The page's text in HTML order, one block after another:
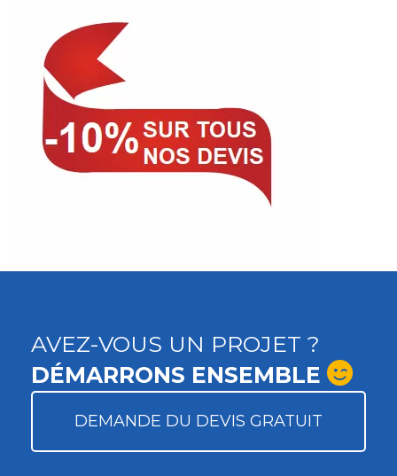
AVEZ-VOUS UN PROJET ?
DÉMARRONS ENSEMBLE
DEMANDE DU DEVIS GRATUIT